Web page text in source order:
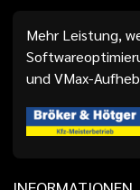
Mehr Leistung,
und VMax-